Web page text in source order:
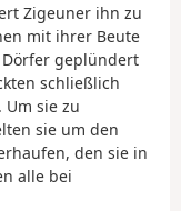
Zigeuner ihn zu
mit ihrer Beute
geplündert
schließlich
sie zu
sie um den
den sie in
alle bei